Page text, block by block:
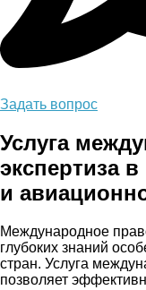
Задать вопрос
Услуга
экспертиза
и
Международное
глубоких знаний
стран. Услуга
позволяет